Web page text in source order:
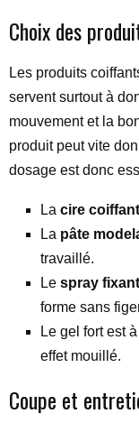
Choix des
Les produits
servent surtout à
mouvement et la
produit peut vite
dosage est donc
La cire
La pâte
travaillé.
Le spray
forme sans
Le gel fort est
effet mouillé.
Coupe et